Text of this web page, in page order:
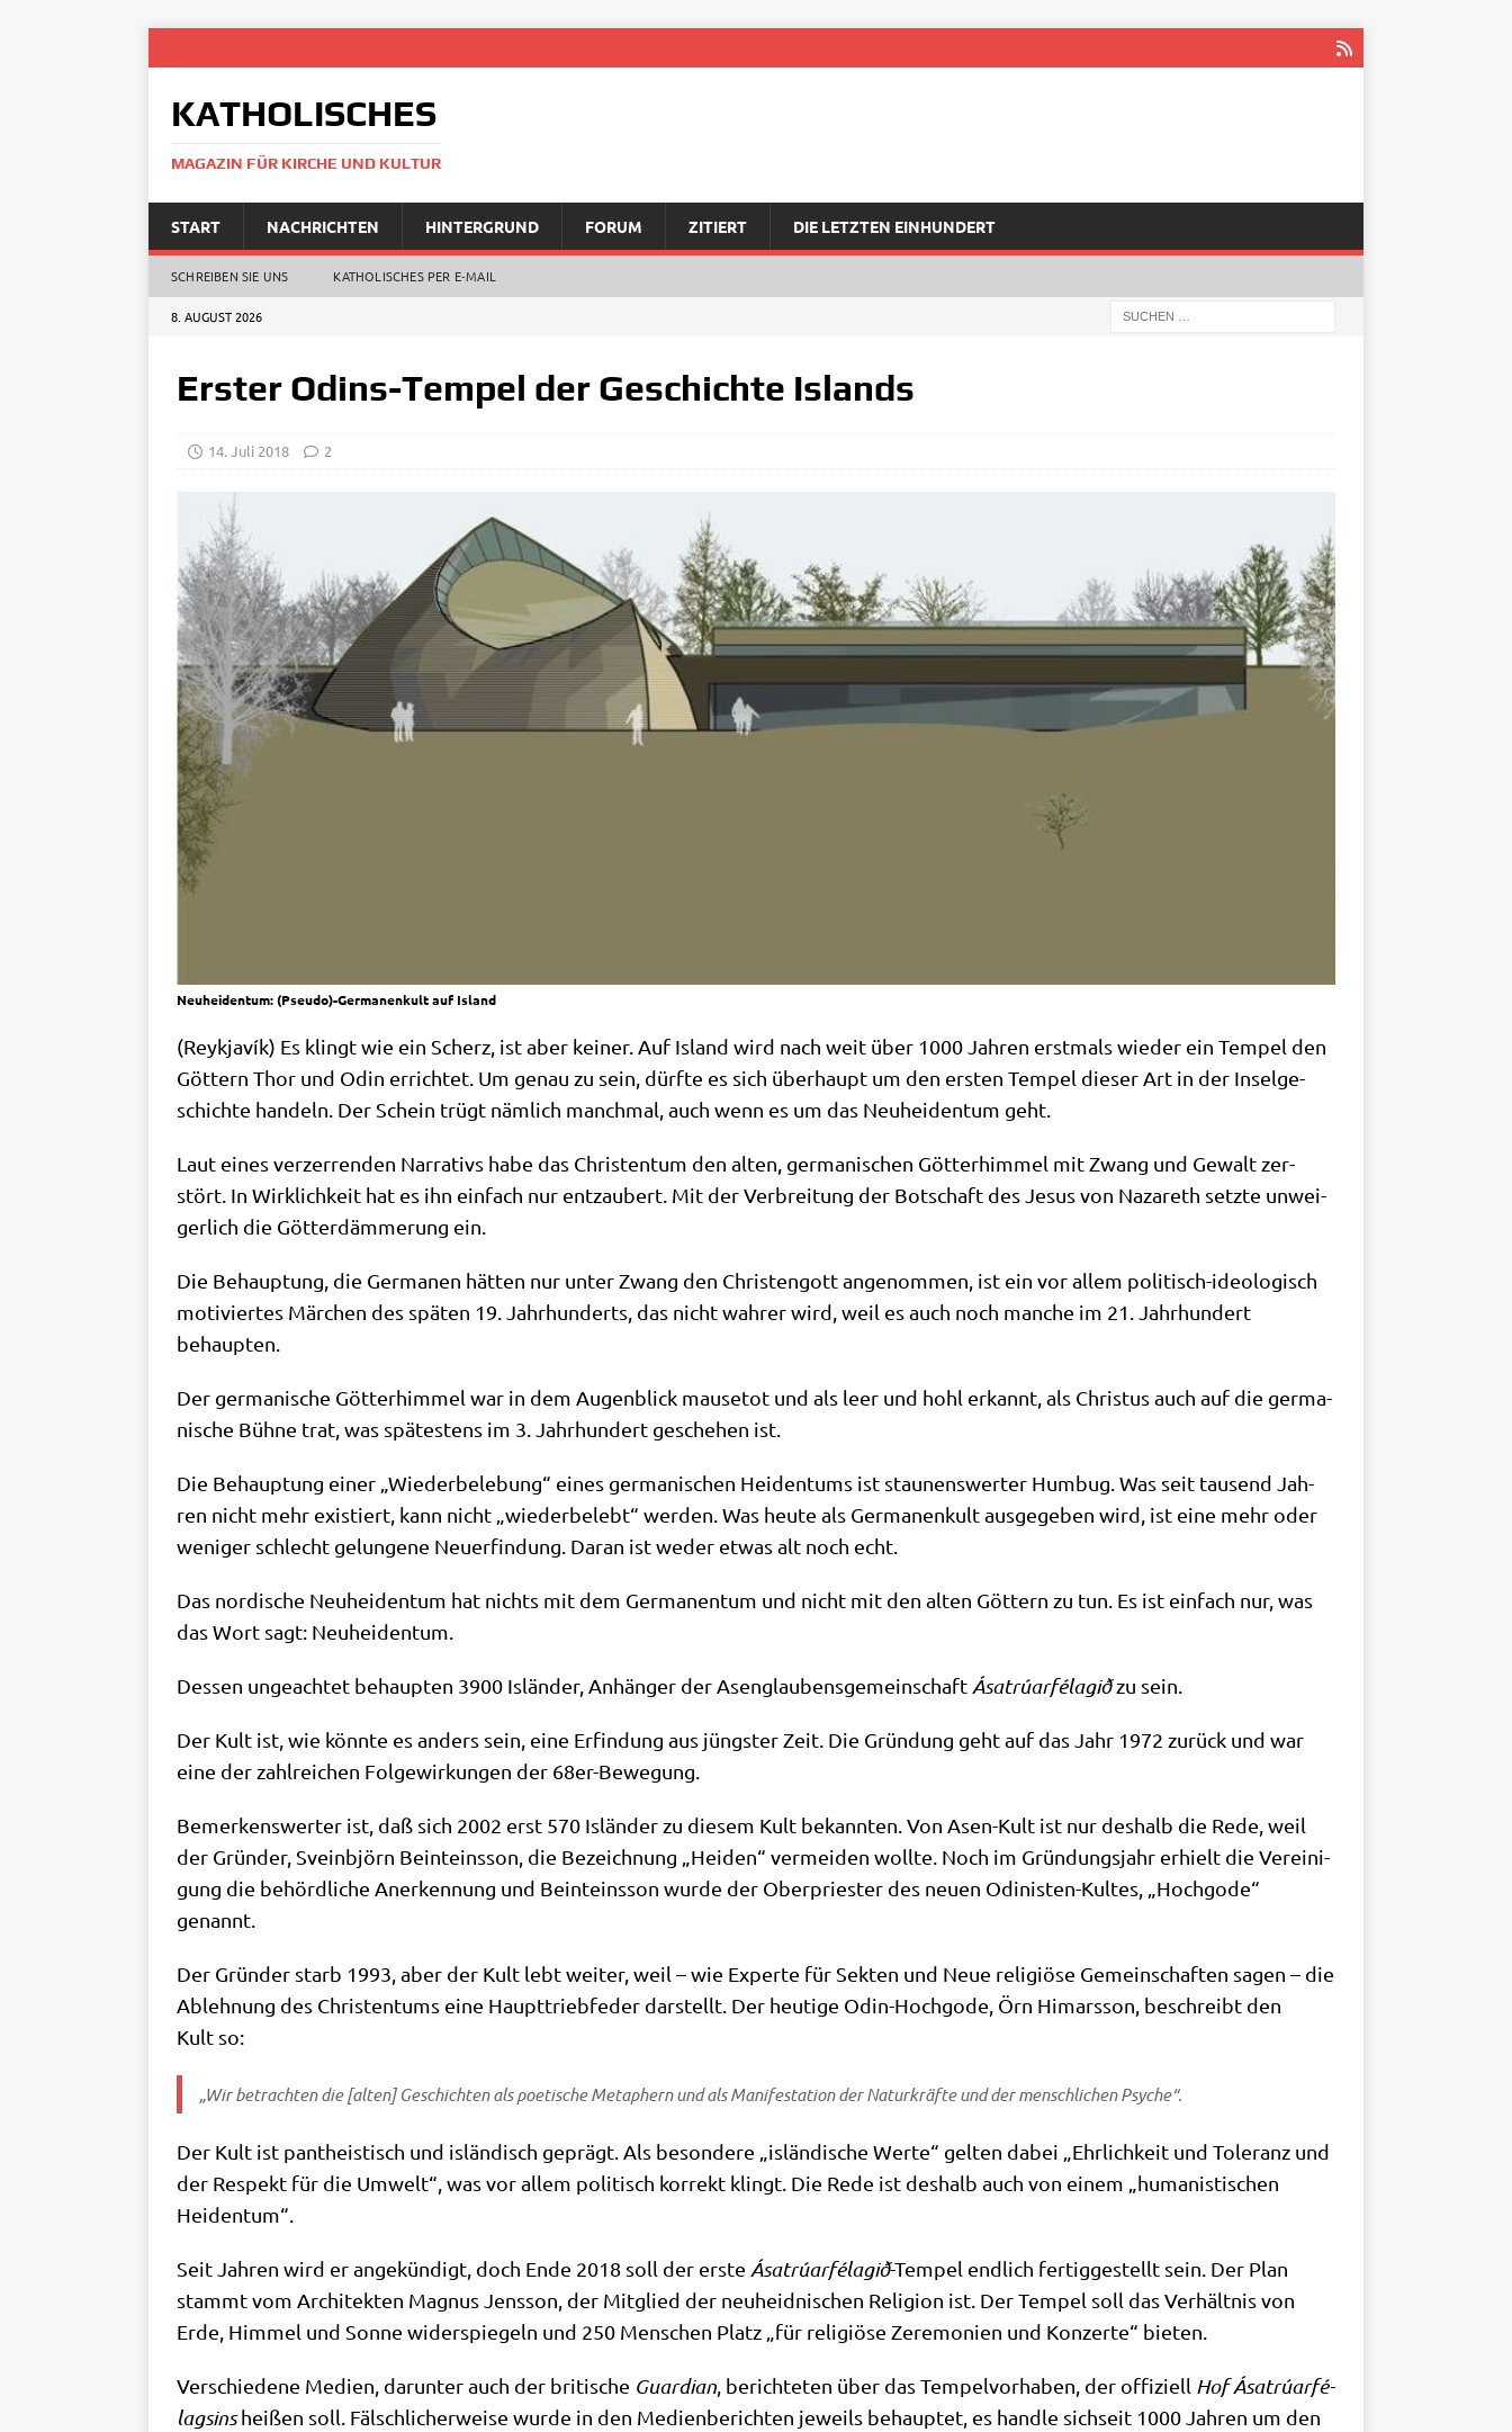
KATHOLISCHES
MAGAZIN FÜR KIRCHE UND KULTUR
START NACHRICHTEN HINTERGRUND FORUM ZITIERT DIE LETZTEN EINHUNDERT
SCHREIBEN SIE UNS KATHOLISCHES PER E‑MAIL
8. AUGUST 2026
Erster Odins-Tempel der Geschichte Islands
14. Juli 2018 2
Neuheidentum: (Pseudo)-Germanenkult auf Island
(Reykja­vík) Es klingt wie ein Scherz, ist aber kei­ner. Auf Island wird nach weit über 1000 Jah­ren erst­mals wie­der ein Tem­pel den
Göt­tern Thor und Odin errich­tet. Um genau zu sein, dürf­te es sich über­haupt um den ersten Tem­pel die­ser Art in der Insel­ge­
schich­te han­deln. Der Schein trügt näm­lich manch­mal, auch wenn es um das Neu­hei­den­tum geht.
Laut eines ver­zer­ren­den Nar­ra­tivs habe das Chri­sten­tum den alten, ger­ma­ni­schen Göt­ter­him­mel mit Zwang und Gewalt zer­
stört. In Wirk­lich­keit hat es ihn ein­fach nur ent­zau­bert. Mit der Ver­brei­tung der Bot­schaft des Jesus von Naza­reth setz­te unwei­
ger­lich die Göt­ter­däm­me­rung ein.
Die Behaup­tung, die Ger­ma­nen hät­ten nur unter Zwang den Chri­sten­gott ange­nom­men, ist ein vor allem poli­tisch-ideo­lo­gisch
moti­vier­tes Mär­chen des spä­ten 19. Jahr­hun­derts, das nicht wah­rer wird, weil es auch noch man­che im 21. Jahr­hun­dert
behaupten.
Der ger­ma­ni­sche Göt­ter­him­mel war in dem Augen­blick mau­se­tot und als leer und hohl erkannt, als Chri­stus auch auf die ger­ma­
ni­sche Büh­ne trat, was spä­te­stens im 3. Jahr­hun­dert gesche­hen ist.
Die Behaup­tung einer „Wie­der­be­le­bung“ eines ger­ma­ni­schen Hei­den­tums ist stau­nens­wer­ter Hum­bug. Was seit tau­send Jah­
ren nicht mehr exi­stiert, kann nicht „wie­der­be­lebt“ wer­den. Was heu­te als Ger­ma­nen­kult aus­ge­ge­ben wird, ist eine mehr oder
weni­ger schlecht gelun­ge­ne Neu­erfin­dung. Dar­an ist weder etwas alt noch echt.
Das nor­di­sche Neu­hei­den­tum hat nichts mit dem Ger­ma­nen­tum und nicht mit den alten Göt­tern zu tun. Es ist ein­fach nur, was
das Wort sagt: Neuheidentum.
Des­sen unge­ach­tet behaup­ten 3900 Islän­der, Anhän­ger der Asen­glau­bens­ge­mein­schaft Ásatrúar­fé­la­giðzu sein.
Der Kult ist, wie könn­te es anders sein, eine Erfin­dung aus jüng­ster Zeit. Die Grün­dung geht auf das Jahr 1972 zurück und war
eine der zahl­rei­chen Fol­ge­wir­kun­gen der 68er-Bewegung.
Bemer­kens­wer­ter ist, daß sich 2002 erst 570 Islän­der zu die­sem Kult bekann­ten. Von Asen-Kult ist nur des­halb die Rede, weil
der Grün­der, Sveinbjörn Beint­eins­son, die Bezeich­nung „Hei­den“ ver­mei­den woll­te. Noch im Grün­dungs­jahr erhielt die Ver­ei­ni­
gung die behörd­li­che Aner­ken­nung und Beint­eins­son wur­de der Ober­prie­ster des neu­en Odi­ni­sten-Kul­tes, „Hoch­go­de“
genannt.
Der Grün­der starb 1993, aber der Kult lebt wei­ter, weil – wie Exper­te für Sek­ten und Neue reli­giö­se Gemein­schaf­ten sagen – die
Ableh­nung des Chri­sten­tums eine Haupt­trieb­fe­der dar­stellt. Der heu­ti­ge Odin-Hoch­go­de, Örn Himars­son, beschreibt den
Kult so:
„Wir betrach­ten die [alten] Geschich­ten als poe­ti­sche Meta­phern und als Mani­fe­sta­ti­on der Natur­kräf­te und der mensch­li­chen Psyche“.
Der Kult ist pan­the­istisch und islän­disch geprägt. Als beson­de­re „islän­di­sche Wer­te“ gel­ten dabei „Ehr­lich­keit und Tole­ranz und
der Respekt für die Umwelt“, was vor allem poli­tisch kor­rekt klingt. Die Rede ist des­halb auch von einem „huma­ni­sti­schen
Heidentum“.
Seit Jah­ren wird er ange­kün­digt, doch Ende 2018 soll der erste Ásatrúar­fé­la­gið-Tem­pel end­lich fer­tig­ge­stellt sein. Der Plan
stammt vom Archi­tek­ten Magnus Jens­son, der Mit­glied der neu­heid­ni­schen Reli­gi­on ist. Der Tem­pel soll das Ver­hält­nis von
Erde, Him­mel und Son­ne wider­spie­geln und 250 Men­schen Platz „für reli­giö­se Zere­mo­nien und Kon­zer­te“ bieten.
Ver­schie­de­ne Medi­en, dar­un­ter auch der bri­ti­sche Guar­di­an , berich­te­ten über das Tem­pel­vor­ha­ben, der offi­zi­ell Hof Ásatrúar­fé­
lagsinshei­ßen soll. Fälsch­li­cher­wei­se wur­de in den Medi­en­be­rich­ten jeweils behaup­tet, es hand­le sich­seit 1000 Jah­ren um den